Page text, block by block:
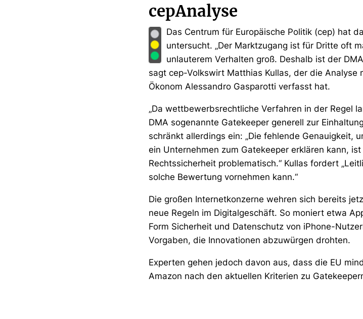
cepAnalyse
Das Centrum für Europäische Politik (cep) hat
untersucht. „Der Marktzugang ist für Dritte oft
unlauterem Verhalten groß. Deshalb ist der
sagt cep-Volkswirt Matthias Kullas, der die
Ökonom Alessandro Gasparotti verfasst hat.
„Da wettbewerbsrechtliche Verfahren in der Regel
DMA sogenannte Gatekeeper generell zur
schränkt allerdings ein: „Die fehlende Genauigkeit,
ein Unternehmen zum Gatekeeper erklären kann,
Rechtssicherheit problematisch.“ Kullas fordert
solche Bewertung vornehmen kann.“
Die großen Internetkonzerne wehren sich bereits
neue Regeln im Digitalgeschäft. So moniert etwa
Form Sicherheit und Datenschutz von iPhone-
Vorgaben, die Innovationen abzuwürgen drohten.
Experten gehen jedoch davon aus, dass die EU
Amazon nach den aktuellen Kriterien zu